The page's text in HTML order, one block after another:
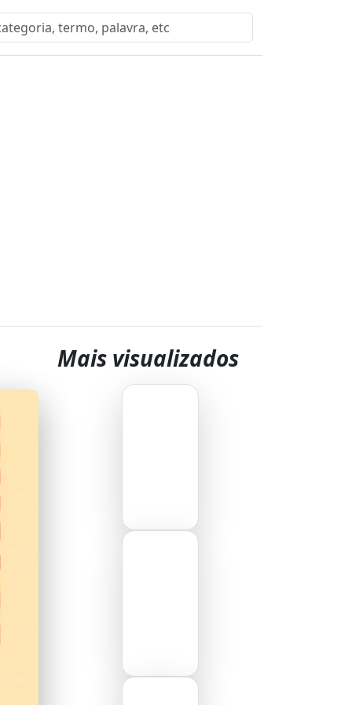
Mais visualizados